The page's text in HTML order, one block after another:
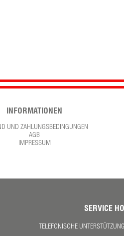
INFORMATIONEN
UND ZAHLUNGSBEDINGUNGEN
AGB
IMPRESSUM
SERVICE
TELEFONISCHE